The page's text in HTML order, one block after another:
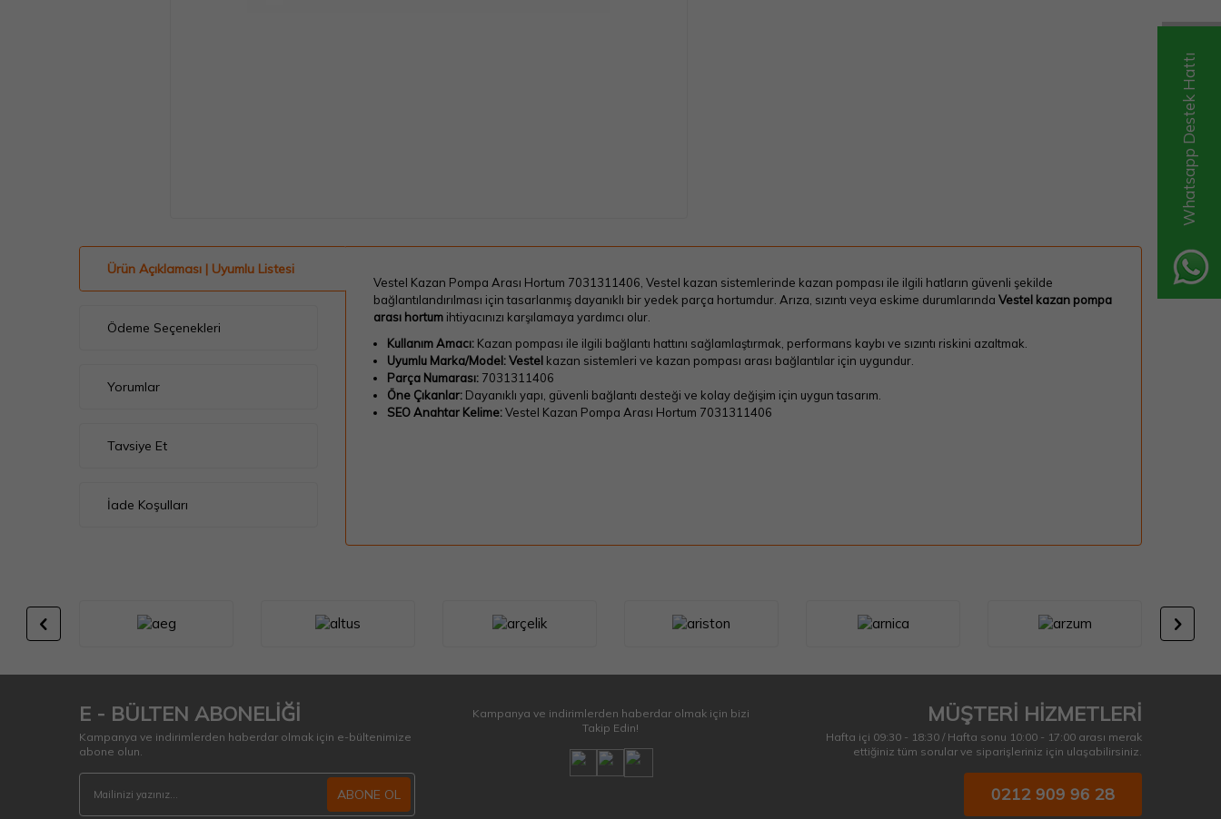
Whatsapp Destek Hattı
Ürün Açıklaması | Uyumlu Listesi
Ödeme Seçenekleri
Yorumlar
Tavsiye Et
İade Koşulları
Vestel Kazan Pompa Arası Hortum 7031311406, Vestel kazan sistemlerinde kazan pompası ile ilgili hatların güvenli şekilde
bağlantılandırılması için tasarlanmış dayanıklı bir yedek parça hortumdur. Arıza, sızıntı veya eskime durumlarında Vestel kazan pompa
arası hortumihtiyacınızı karşılamaya yardımcı olur.
Kullanım Amacı:Kazan pompası ile ilgili bağlantı hattını sağlamlaştırmak, performans kaybı ve sızıntı riskini azaltmak.
Uyumlu Marka/Model: Vestel kazan sistemleri ve kazan pompası arası bağlantılar için uygundur.
Parça Numarası:7031311406
Öne Çıkanlar:Dayanıklı yapı, güvenli bağlantı desteği ve kolay değişim için uygun tasarım.
SEO Anahtar Kelime:Vestel Kazan Pompa Arası Hortum 7031311406
E - BÜLTEN ABONELİĞİ
Kampanya ve indirimlerden haberdar olmak için e-bültenimize
abone olun.
ABONE OL
Kampanya ve indirimlerden haberdar olmak için bizi
Takip Edin!
MÜŞTERİ HİZMETLERİ
Hafta içi 09:30 - 18:30 / Hafta sonu 10:00 - 17:00 arası merak
ettiğiniz tüm sorular ve siparişleriniz için ulaşabilirsiniz.
0212 909 96 28